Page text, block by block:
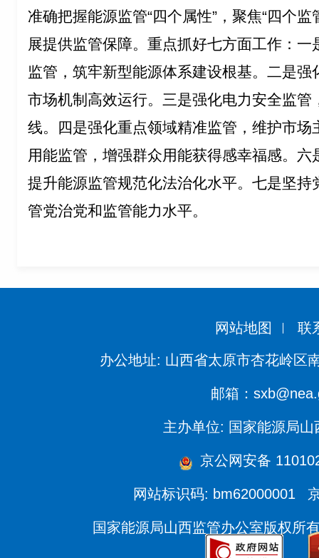
准确把握能源监管“四个属性”，聚焦“四个监
展提供监管保障。 重点抓好七方面工作：一
监管，筑牢新型能源体系建设根基。二是
市场机制高效运行。 三是强化电力安全监管
线。四是强化重点领域精准监管，维护市
用能监管，增强群众用能获得感幸福感。六
提升能源监管规范化法治化水平。七是坚
管党治党和监管能力水平。
网站地图 联
办公地址: 山西省太原市杏花岭区
邮箱：
主办单位: 国家能源局山
京公网安备
网站标识码: bm62000001
国家能源局山西监管办公室版权所